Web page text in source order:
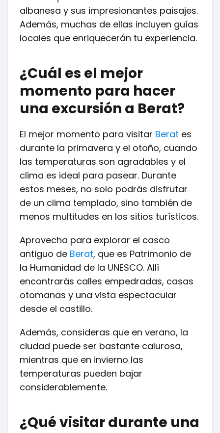
albanesa y sus impresionantes paisajes.
Además, muchas de ellas incluyen guías
locales que enriquecerán tu experiencia.
¿Cuál es el mejor
momento para hacer
una excursión a Berat?
El mejor momento para visitar Berat es
durante la primavera y el otoño, cuando
las temperaturas son agradables y el
clima es ideal para pasear. Durante
estos meses, no solo podrás disfrutar
de un clima templado, sino también de
menos multitudes en los sitios turísticos.
Aprovecha para explorar el casco
antiguo de Berat, que es Patrimonio de
la Humanidad de la UNESCO. Allí
encontrarás calles empedradas, casas
otomanas y una vista espectacular
desde el castillo.
Además, consideras que en verano, la
ciudad puede ser bastante calurosa,
mientras que en invierno las
temperaturas pueden bajar
considerablemente.
¿Qué visitar durante una